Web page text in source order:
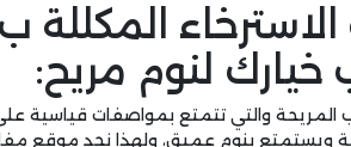
الاسترخاء
خيارك لنوم مريح:
المريحة والتي تتمتع بمواصفات قياسية
ويستمتع بنوم عميق، ولهذا نجد موقع